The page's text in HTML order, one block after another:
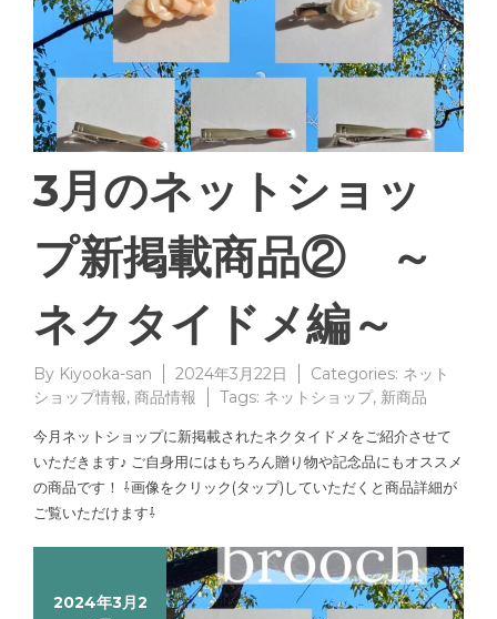
3月のネットショッ
プ新掲載商品② ～
ネクタイドメ編～
By Kiyooka-san 2024年3月22日 Categories: ネット
ショップ情報, 商品情報 Tags: ネットショップ, 新商品
今月ネットショップに新掲載されたネクタイドメをご紹介させて
いただきます♪ ご自身用にはもちろん贈り物や記念品にもオススメ
の商品です！ ⇩画像をクリック(タップ)していただくと商品詳細が
ご覧いただけます⇩
2024年3月2